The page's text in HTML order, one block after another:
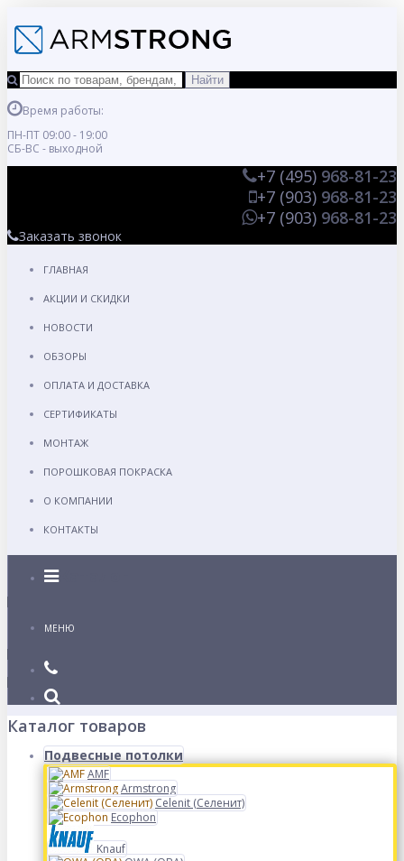
Время работы:
ПН-ПТ 09:00 - 19:00
СБ-ВС - выходной
+7 (495) 968-81-23
+7 (903) 968-81-23
+7 (903) 968-81-23
Заказать звонок
ГЛАВНАЯ
АКЦИИ И СКИДКИ
НОВОСТИ
ОБЗОРЫ
ОПЛАТА И ДОСТАВКА
СЕРТИФИКАТЫ
МОНТАЖ
ПОРОШКОВАЯ ПОКРАСКА
О КОМПАНИИ
КОНТАКТЫ
Каталог
МЕНЮ
Каталог товаров
Подвесные потолки
AMF
Armstrong
Celenit (Селенит)
Ecophon
Knauf